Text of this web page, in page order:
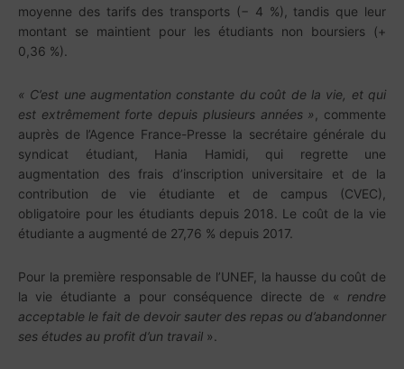
moyenne des tarifs des transports (− 4 %), tandis que leur
montant se maintient pour les étudiants non boursiers (+
0,36 %).
« C’est une augmentation constante du coût de la vie, et qui
est extrêmement forte depuis plusieurs années »
, commente
auprès de l’Agence France-Presse la secrétaire générale du
syndicat étudiant, Hania Hamidi, qui regrette une
augmentation des frais d’inscription universitaire et de la
contribution de vie étudiante et de campus (CVEC),
obligatoire pour les étudiants depuis 2018. Le coût de la vie
étudiante a augmenté de 27,76 % depuis 2017.
Pour la première responsable de l’UNEF, la hausse du coût de
la vie étudiante a pour conséquence directe de « rendre
acceptable le fait de devoir sauter des repas ou d’abandonner
ses études au profit d’un travail ».